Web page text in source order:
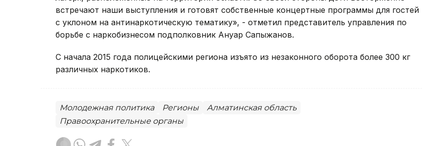
встречают наши выступления и готовят собственные концертные программы для гостей
с уклоном на антинаркотическую тематику», - отметил представитель управления по
борьбе с наркобизнесом подполковник Ануар Сапыжанов.
С начала 2015 года полицейскими региона изъято из незаконного оборота более 300 кг
различных наркотиков.
Молодежная политика Регионы
Алматинская область
Правоохранительные органы